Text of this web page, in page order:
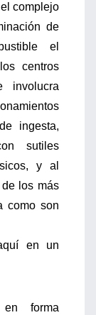
complejo
de
el
centros
involucra
ingesta,
sutiles
y al
los más
como son
en un
forma